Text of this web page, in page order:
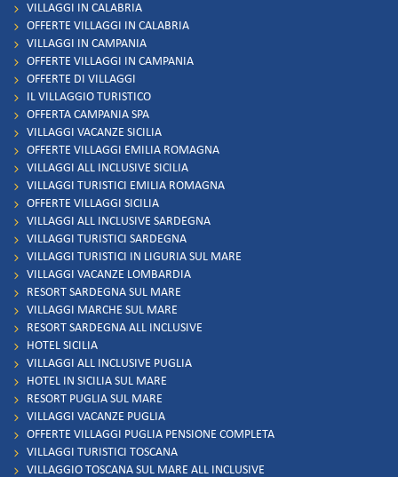
VILLAGGI IN CALABRIA
OFFERTE VILLAGGI IN CALABRIA
VILLAGGI IN CAMPANIA
OFFERTE VILLAGGI IN CAMPANIA
OFFERTE DI VILLAGGI
IL VILLAGGIO TURISTICO
OFFERTA CAMPANIA SPA
VILLAGGI VACANZE SICILIA
OFFERTE VILLAGGI EMILIA ROMAGNA
VILLAGGI ALL INCLUSIVE SICILIA
VILLAGGI TURISTICI EMILIA ROMAGNA
OFFERTE VILLAGGI SICILIA
VILLAGGI ALL INCLUSIVE SARDEGNA
VILLAGGI TURISTICI SARDEGNA
VILLAGGI TURISTICI IN LIGURIA SUL MARE
VILLAGGI VACANZE LOMBARDIA
RESORT SARDEGNA SUL MARE
VILLAGGI MARCHE SUL MARE
RESORT SARDEGNA ALL INCLUSIVE
HOTEL SICILIA
VILLAGGI ALL INCLUSIVE PUGLIA
HOTEL IN SICILIA SUL MARE
RESORT PUGLIA SUL MARE
VILLAGGI VACANZE PUGLIA
OFFERTE VILLAGGI PUGLIA PENSIONE COMPLETA
VILLAGGI TURISTICI TOSCANA
VILLAGGIO TOSCANA SUL MARE ALL INCLUSIVE